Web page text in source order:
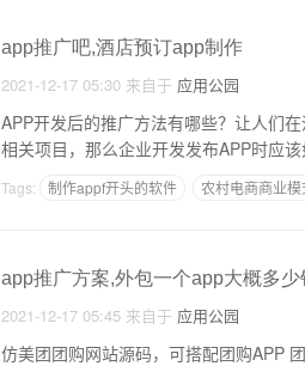
app推广吧,酒店预订app制作
2021-12-17 05:30 来自于 应用公园
APP开发后的推广方法有哪些？让人们
Tags: 制作appf开头的软件 农村电商商业模
app推广方案,外包一个app大概多少
2021-12-17 05:45 来自于 应用公园
仿美团团购网站源码，可搭配团购APP 团购WAP= 您可以在分区中选择以下项目： 1.功能齐全的商城电商网站的